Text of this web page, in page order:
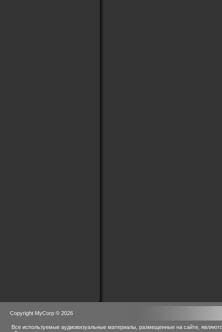
Copyright MyCorp © 2026
Все используемые аудиовизуальные материалы, размещенные на сайте,